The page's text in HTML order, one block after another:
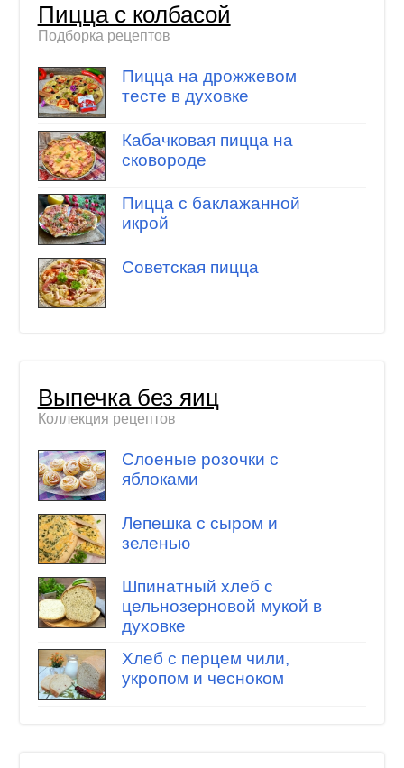
Пицца с колбасой
Подборка рецептов
Пицца на дрожжевом
тесте в духовке
Кабачковая пицца на
сковороде
Пицца с баклажанной
икрой
Советская пицца
Выпечка без яиц
Коллекция рецептов
Слоеные розочки с
яблоками
Лепешка с сыром и
зеленью
Шпинатный хлеб с
цельнозерновой мукой в
духовке
Хлеб с перцем чили,
укропом и чесноком